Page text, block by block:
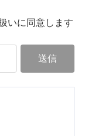
いに同意します